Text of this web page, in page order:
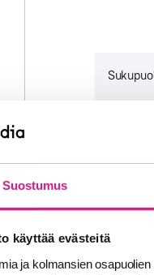
Suostumus
käyttää evästeitä
ja kolmansien